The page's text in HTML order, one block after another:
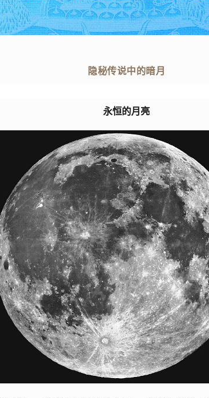
隐秘传说中的暗月
永恒的月亮